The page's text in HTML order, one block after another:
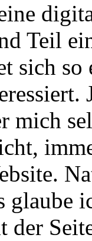
Teil
sich so
mich
glaube